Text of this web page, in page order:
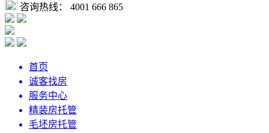
咨询热线： 4001 666 865
首页
诚客找房
服务中心
精装房托管
毛坯房托管